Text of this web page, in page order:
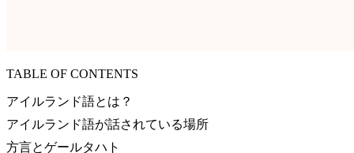
TABLE OF CONTENTS
アイルランド語とは？
アイルランド語が話されている場所
方言とゲールタハト